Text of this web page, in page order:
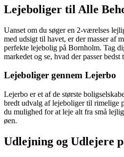
Lejeboliger til Alle
Uanset om du søger en 2-værelses
med udsigt til havet, er der masser af
perfekte lejebolig på Bornholm. Tag
markedet og se, hvad der passer
Lejeboliger gennem Lejerbo
Lejerbo er et af de største
bredt udvalg af lejeboliger til rimelige
du mulighed for at leje alt fra små
øen.
Udlejning og Udlejere